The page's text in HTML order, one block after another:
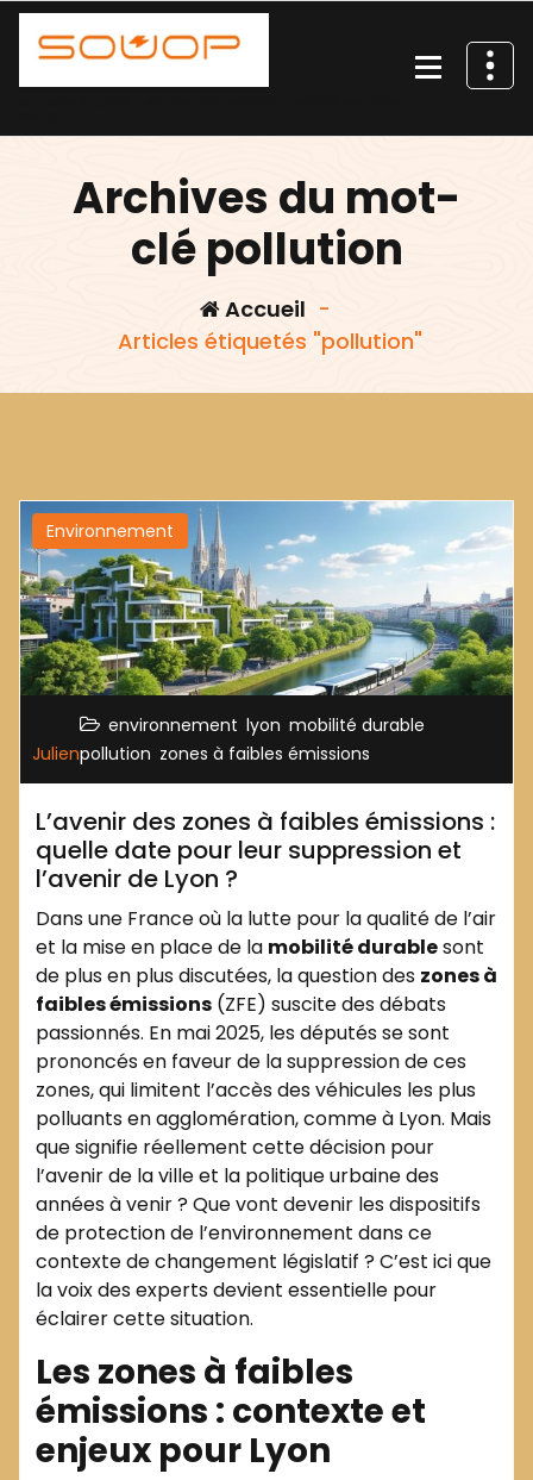
Aller
Archives du mot-
clé pollution
Accueil -
Articles étiquetés "pollution"
Environnement
Julien
environnement lyon mobilité durable
pollution zones à faibles émissions
L’avenir des zones à faibles émissions :
quelle date pour leur suppression et
l’avenir de Lyon ?
Dans une France où la lutte pour la qualité de l’air
et la mise en place de la mobilité durablesont
de plus en plus discutées, la question des zones à
faibles émissions (ZFE) suscite des débats
passionnés. En mai 2025, les députés se sont
prononcés en faveur de la suppression de ces
zones, qui limitent l’accès des véhicules les plus
polluants en agglomération, comme à Lyon. Mais
que signifie réellement cette décision pour
l’avenir de la ville et la politique urbaine des
années à venir ? Que vont devenir les dispositifs
de protection de l’environnement dans ce
contexte de changement législatif ? C’est ici que
la voix des experts devient essentielle pour
éclairer cette situation.
Les zones à faibles
émissions : contexte et
enjeux pour Lyon